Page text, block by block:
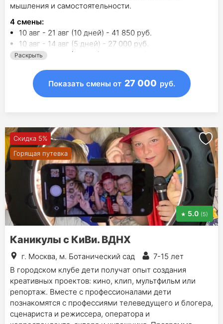
мышления и самостоятельности.
4 смены:
10 авг - 21 авг (10 дней) - 41 850 руб.
10 авг - 14 авг (5 дней) - 27 000 руб.
17 авг - 21 авг (5 дней) - 27 000 руб.
Раскрыть
Показать смены от 27 000 руб.
Скидка 5%
Горящая путевка
5.0 (5)
Каникулы с КиВи. ВДНХ
г. Москва, м. Ботанический сад
7-15 лет
В городском клубе дети получат опыт создания
креативных проектов: кино, клип, мультфильм или
репортаж. Вместе с профессионалами дети
познакомятся с профессиями телеведущего и блогера,
сценариста и режиссера, оператора и